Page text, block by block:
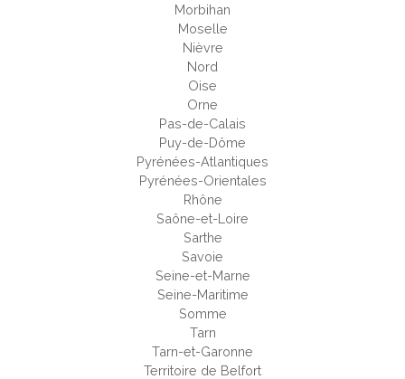
Morbihan
Moselle
Nièvre
Nord
Oise
Orne
Pas-de-Calais
Puy-de-Dôme
Pyrénées-Atlantiques
Pyrénées-Orientales
Rhône
Saône-et-Loire
Sarthe
Savoie
Seine-et-Marne
Seine-Maritime
Somme
Tarn
Tarn-et-Garonne
Territoire de Belfort